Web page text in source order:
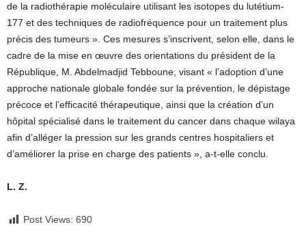
de la radiothérapie moléculaire utilisant les isotopes du lutétium-
177 et des techniques de radiofréquence pour un traitement plus
précis des tumeurs ». Ces mesures s’inscrivent, selon elle, dans le
cadre de la mise en œuvre des orientations du président de la
République, M. Abdelmadjid Tebboune, visant « l’adoption d’une
approche nationale globale fondée sur la prévention, le dépistage
précoce et l’efficacité thérapeutique, ainsi que la création d’un
hôpital spécialisé dans le traitement du cancer dans chaque wilaya
afin d’alléger la pression sur les grands centres hospitaliers et
d’améliorer la prise en charge des patients », a-t-elle conclu.
L. Z.
Post Views: 690